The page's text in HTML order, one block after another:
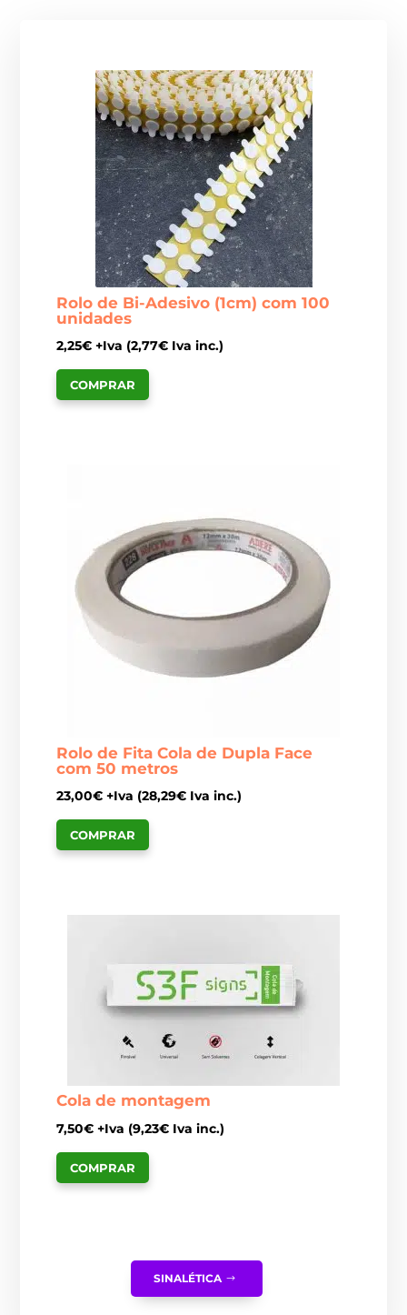
Rolo de Bi-Adesivo (1cm) com 100
unidades
2,25€ +Iva (2,77€ Iva inc.)
COMPRAR
Rolo de Fita Cola de Dupla Face
com 50 metros
23,00€ +Iva (28,29€ Iva inc.)
COMPRAR
Cola de montagem
7,50€ +Iva (9,23€ Iva inc.)
COMPRAR
SINALÉTICA